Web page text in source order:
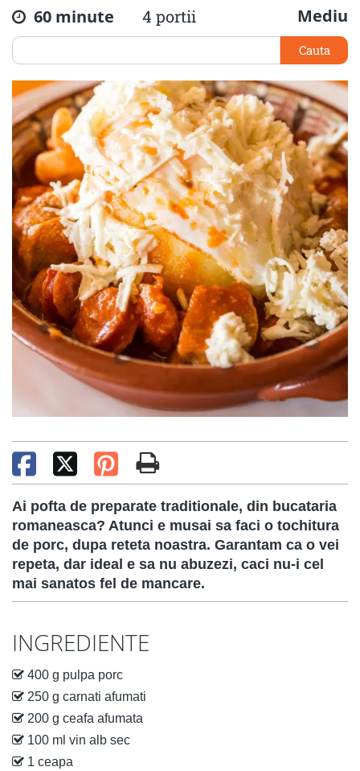
60 minute 4 portii Mediu
Cauta
Ai pofta de preparate traditionale, din bucataria
romaneasca? Atunci e musai sa faci o tochitura
de porc, dupa reteta noastra. Garantam ca o vei
repeta, dar ideal e sa nu abuzezi, caci nu-i cel
mai sanatos fel de mancare.
INGREDIENTE
400 g pulpa porc
250 g carnati afumati
200 g ceafa afumata
100 ml vin alb sec
1 ceapa